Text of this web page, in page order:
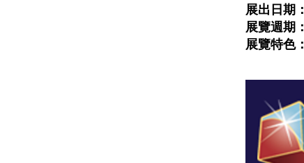
展出日期：
展覽週期：
展覽特色：